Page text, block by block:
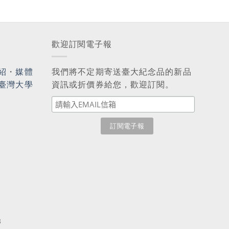
・媒體
灣大學
歡迎訂閱電子報
我們將不定期寄送臺大紀念品的新品
資訊或折價券給您，歡迎訂閱。